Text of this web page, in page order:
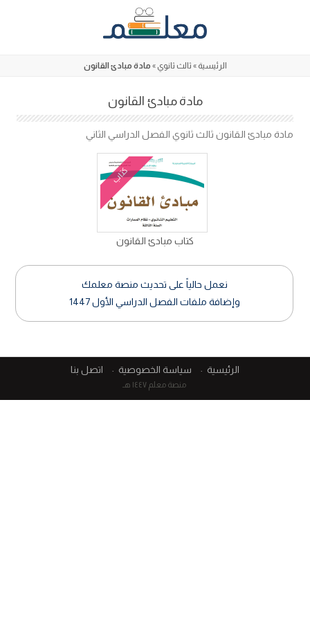
الرئيسية » ثالث ثانوي » مادة مبادئ القانون
مادة مبادئ القانون
مادة مبادئ القانون ثالث ثانوي الفصل الدراسي الثاني
كتاب
كتاب مبادئ القانون
نعمل حالياً على تحديث منصة معلمك
وإضافة ملفات الفصل الدراسي الأول 1447
الرئيسية سياسة الخصوصية اتصل بنا
منصة معلم ١٤٤٧ هـ